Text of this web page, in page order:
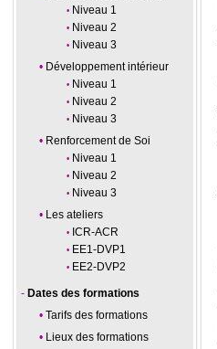
Niveau 1
Niveau 2
Niveau 3
Développement intérieur
Niveau 1
Niveau 2
Niveau 3
Renforcement de Soi
Niveau 1
Niveau 2
Niveau 3
Les ateliers
ICR-ACR
EE1-DVP1
EE2-DVP2
Dates des formations
Tarifs des formations
Lieux des formations